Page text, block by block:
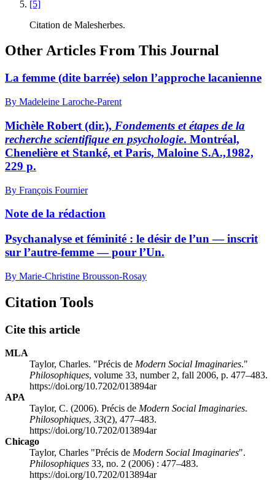
[5]
Citation de Malesherbes.
Other Articles From This Journal
La femme (dite barrée) selon l’approche lacanienne
By Madeleine Laroche-Parent
Michèle Robert (dir.), Fondements et étapes de la
recherche scientifique en psychologie. Montréal,
Chenelière et Stanké, et Paris, Maloine S.A.,1982,
229 p.
By François Fournier
Note de la rédaction
Psychanalyse et féminité : le désir de l’un — inscrit
sur l’autre-femme — pour l’Un.
By Marie-Christine Brousson-Rosay
Citation Tools
Cite this article
MLA
Taylor, Charles. "Précis de Modern Social Imaginaries."
Philosophiques, volume 33, number 2, fall 2006, p. 477–483.
https://doi.org/10.7202/013894ar
APA
Taylor, C. (2006). Précis de Modern Social Imaginaries.
Philosophiques, 33(2), 477–483.
https://doi.org/10.7202/013894ar
Chicago
Taylor, Charles "Précis de Modern Social Imaginaries".
Philosophiques 33, no. 2 (2006) : 477–483.
https://doi.org/10.7202/013894ar